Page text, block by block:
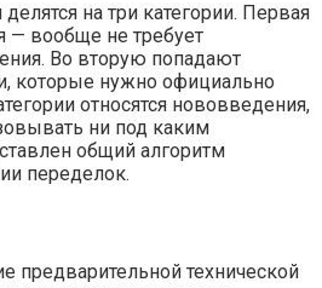
на три категории. Первая
— вообще не требует
Во вторую попадают
которые нужно официально
относятся нововведения,
ни под каким
общий алгоритм
переделок.
предварительной технической